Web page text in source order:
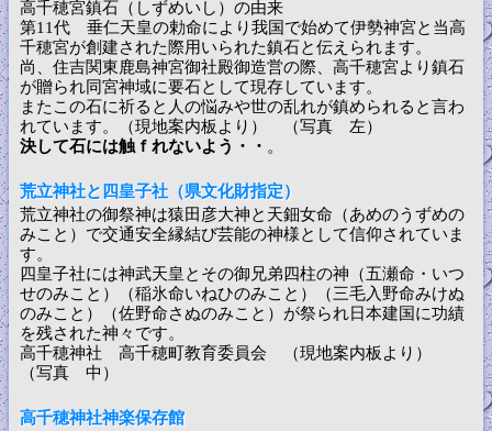
高千穂宮鎮石（しずめいし）の由来
第11代 垂仁天皇の勅命により我国で始めて伊勢神宮と当高
千穂宮が創建された際用いられた鎮石と伝えられます。
尚、住吉関東鹿島神宮御社殿御造営の際、高千穂宮より鎮石
が贈られ同宮神域に要石として現存しています。
またこの石に祈ると人の悩みや世の乱れが鎮められると言わ
れています。（現地案内板より） （写真 左）
決して石には触ｆれないよう・・ 。
荒立神社と四皇子社（県文化財指定）
荒立神社の御祭神は猿田彦大神と天鈿女命（あめのうずめの
みこと）で交通安全縁結び芸能の神様として信仰されていま
す。
四皇子社には神武天皇とその御兄弟四柱の神（五瀬命・いつ
せのみこと）（稲氷命いねひのみこと）（三毛入野命みけぬ
のみこと）（佐野命さぬのみこと）が祭られ日本建国に功績
を残された神々です。
高千穂神社 高千穂町教育委員会 （現地案内板より）
（写真 中）
高千穂神社神楽保存館